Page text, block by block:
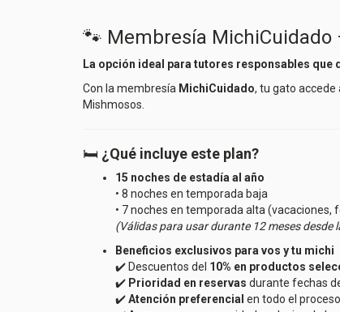
🐾 Membresía MichiCuidado
La opción ideal para tutores responsables
Con la membresía MichiCuidado, tu gato accede
Mishmosos.
🛏️ ¿Qué incluye este plan?
15 noches de estadía al año
• 8 noches en temporada baja
• 7 noches en temporada alta (vacaciones,
(Válidas para usar durante 12 meses desde
Beneficios exclusivos para vos y tu michi
✔️ Descuentos del 10% en productos
✔️ Prioridad en reservas durante fechas
✔️Atención preferencial en todo el